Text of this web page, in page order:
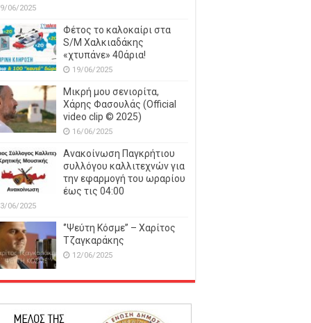
06/2025
Φέτος το καλοκαίρι στα
S/M Χαλκιαδάκης
«χτυπάνε» 40άρια!
19/06/2025
Μικρή μου σενιορίτα,
Χάρης Φασουλάς (Official
video clip © 2025)
16/06/2025
Ανακοίνωση Παγκρήτιου
συλλόγου καλλιτεχνών για
την εφαρμογή του ωραρίου
έως τις 04:00
06/2025
‘’Ψεύτη Κόσμε’’ – Χαρίτος
Τζαγκαράκης
12/06/2025